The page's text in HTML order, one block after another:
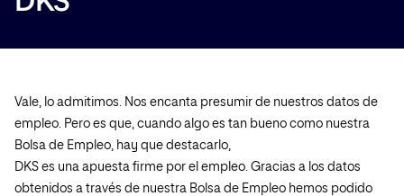
Vale, lo admitimos. Nos encanta presumir de nuestros datos de
empleo. Pero es que, cuando algo es tan bueno como nuestra
Bolsa de Empleo, hay que destacarlo,
DKS es una apuesta firme por el empleo. Gracias a los datos
obtenidos a través de nuestra Bolsa de Empleo hemos podido